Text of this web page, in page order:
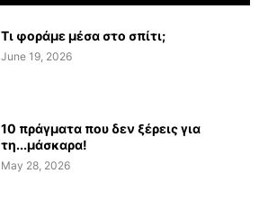
Τι φοράμε μέσα στο σπίτι;
June 19, 2026
10 πράγματα που δεν ξέρεις για
τη...μάσκαρα!
May 28, 2026